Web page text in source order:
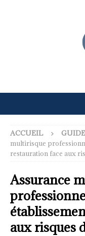
ACCUEIL
multirisque
restauration face aux
Assurance
aux risques